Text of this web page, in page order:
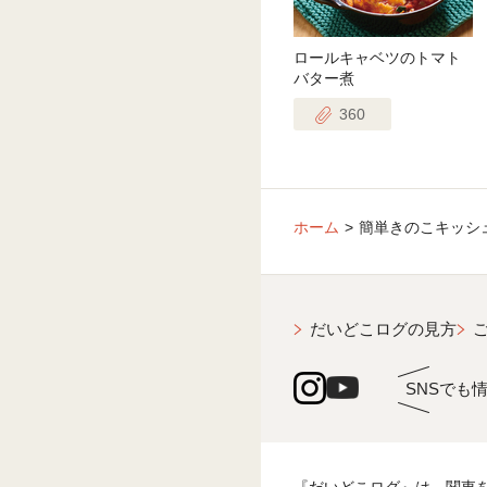
ロールキャベツのトマト
バター煮
360
ホーム 簡単きのこキッシ
だいどこログの見方
SNSでも